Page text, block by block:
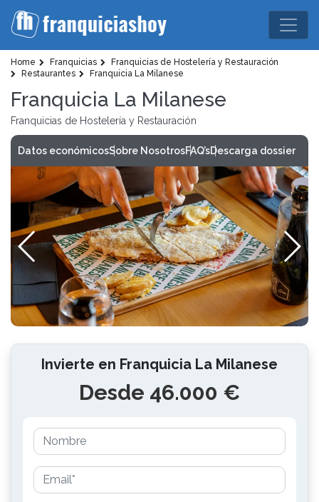
Home Franquicias
Franquicias de Hostelería y Restauración
Restaurantes
Franquicia La Milanese
Franquicia La Milanese
Franquicias de Hostelería y Restauración
Datos económicosSobre NosotrosFAQ’sDescarga dossier
Invierte en Franquicia La Milanese
Desde 46.000 €